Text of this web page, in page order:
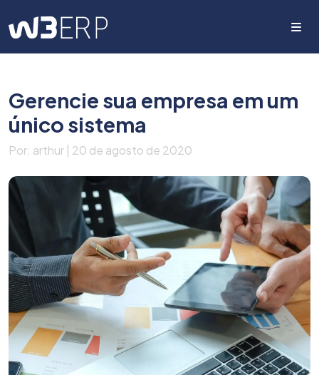
Gerencie sua empresa em um
único sistema
Por: arthur | 20 de agosto de 2020